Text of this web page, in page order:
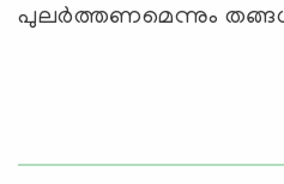
പുലര്‍ത്തണമെന്നും തങ്ങള്‍